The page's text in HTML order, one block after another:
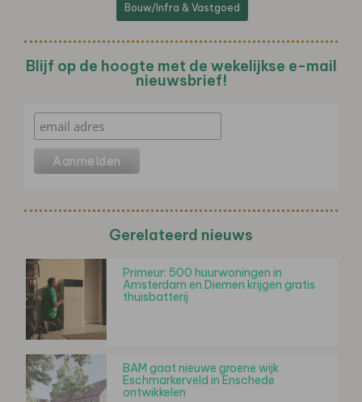
Bouw/Infra & Vastgoed
Blijf op de hoogte met de wekelijkse e-mail
nieuwsbrief!
Gerelateerd nieuws
Primeur: 500 huurwoningen in
Amsterdam en Diemen krijgen gratis
thuisbatterij
BAM gaat nieuwe groene wijk
Eschmarkerveld in Enschede
ontwikkelen